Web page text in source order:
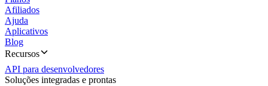
Afiliados
Ajuda
Aplicativos
Blog
Recursos
API para desenvolvedores
Soluções integradas e prontas